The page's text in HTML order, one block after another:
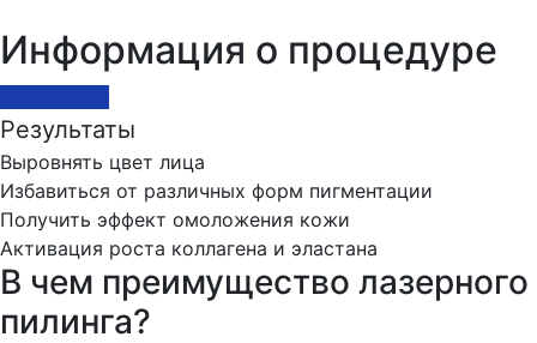
Информация о процедуре
Результаты
Выровнять цвет лица
Избавиться от различных форм пигментации
Получить эффект омоложения кожи
Активация роста коллагена и эластана
В чем преимущество лазерного
пилинга?